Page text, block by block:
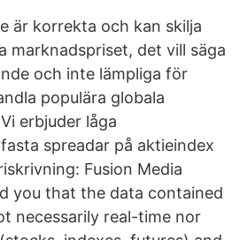
är korrekta och kan skilja
marknadspriset, det vill säga
och inte lämpliga för
populära globala
erbjuder låga
spreadar på aktieindex
Fusion Media
you that the data contained
necessarily real-time nor